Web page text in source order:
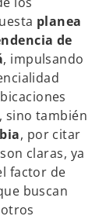
planea
de
, impulsando
, sino también
, por citar
claras, ya
factor de
buscan